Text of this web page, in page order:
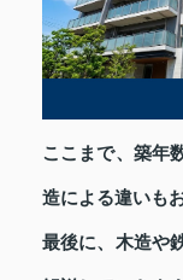
ここまで、築年
造による違いも
最後に、木造や